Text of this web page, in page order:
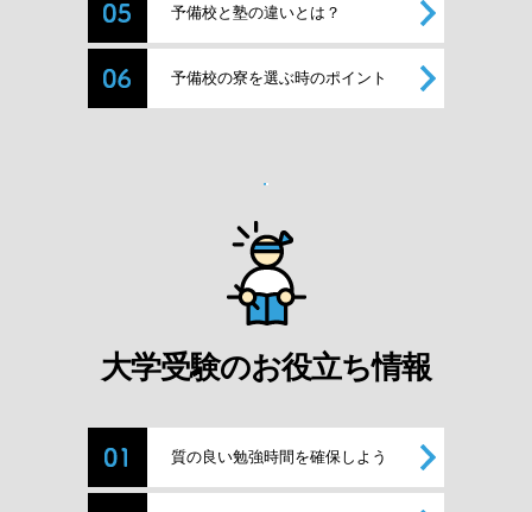
予備校と塾の違いとは？
予備校の寮を選ぶ時のポイント
大学受験のお役立ち情報
質の良い勉強時間を確保しよう